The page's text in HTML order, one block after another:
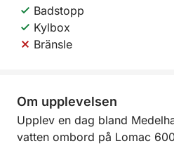
Badstopp
Kylbox
Bränsle
Om upplevelsen
Upplev en dag bland
vatten ombord på Lomac